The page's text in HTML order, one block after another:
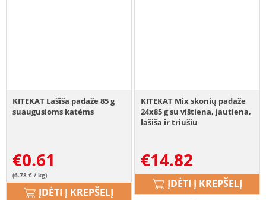
KITEKAT Lašiša padaže 85 g
suaugusioms katėms
€0.61
(6.78 € / kg)
ĮDĖTI Į KREPŠELĮ
KITEKAT Mix skonių padaže
24x85 g su vištiena, jautiena,
lašiša ir triušiu
€14.82
ĮDĖTI Į KREPŠELĮ